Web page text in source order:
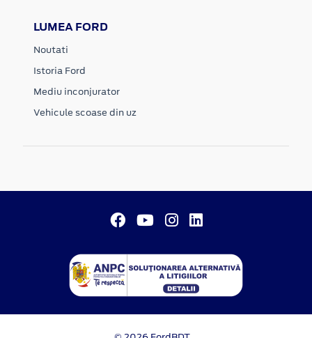
LUMEA FORD
Noutati
Istoria Ford
Mediu inconjurator
Vehicule scoase din uz